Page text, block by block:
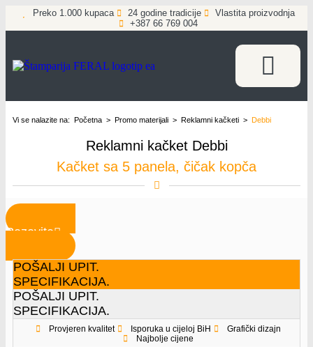
Preko 1.000 kupaca 24 godine tradicije
Vlastita proizvodnja
+387 66 769 004
Vi se nalazite na: Početna > Promo materijali > Reklamni kačketi > Debbi
Reklamni kačket Debbi
Kačket sa 5 panela, čičak kopča
Pozovite
POŠALJI UPIT.
SPECIFIKACIJA.
POŠALJI UPIT.
SPECIFIKACIJA.
Provjeren kvalitet Isporuka u cijeloj BiH
Grafički dizajn
Najbolje cijene